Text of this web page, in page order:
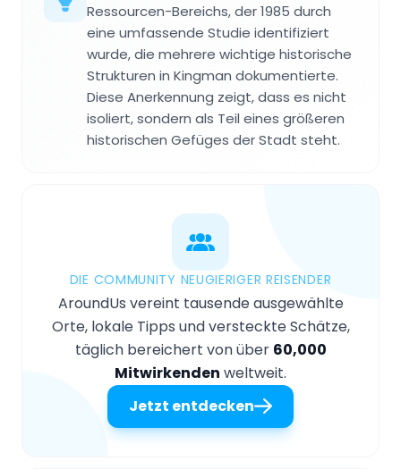
Ressourcen-Bereichs, der 1985 durch
eine umfassende Studie identifiziert
wurde, die mehrere wichtige historische
Strukturen in Kingman dokumentierte.
Diese Anerkennung zeigt, dass es nicht
isoliert, sondern als Teil eines größeren
historischen Gefüges der Stadt steht.
DIE COMMUNITY NEUGIERIGER REISENDER
AroundUs vereint tausende ausgewählte
Orte, lokale Tipps und versteckte Schätze,
täglich bereichert von über 60,000
Mitwirkenden weltweit.
Jetzt entdecken